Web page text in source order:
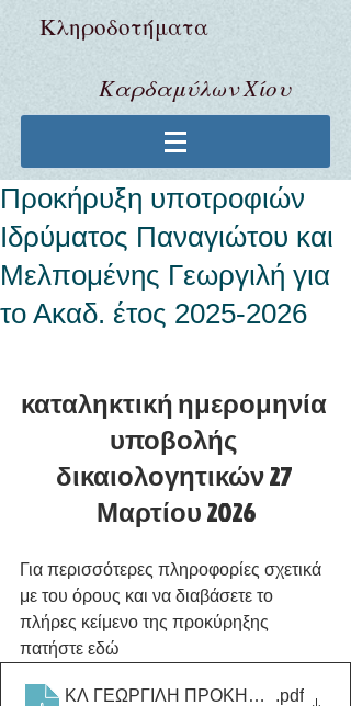
Κληροδoτήματα
Καρδαμύλων Χίου
Προκήρυξη υποτροφιών
Ιδρύματος Παναγιώτου και
Μελπομένης Γεωργιλή για
το Ακαδ. έτος 2025-2026
καταληκτική ημερομηνία
υποβολής
δικαιολογητικών 27
Μαρτίου 2026
Για περισσότερες πληροφορίες σχετικά
με του όρους και να διαβάσετε το
πλήρες κείμενο της προκύρηξης
πατήστε εδώ
ΚΛ ΓΕΩΡΓΙΛΗ ΠΡΟΚΗΡΥΞΗ.pdf